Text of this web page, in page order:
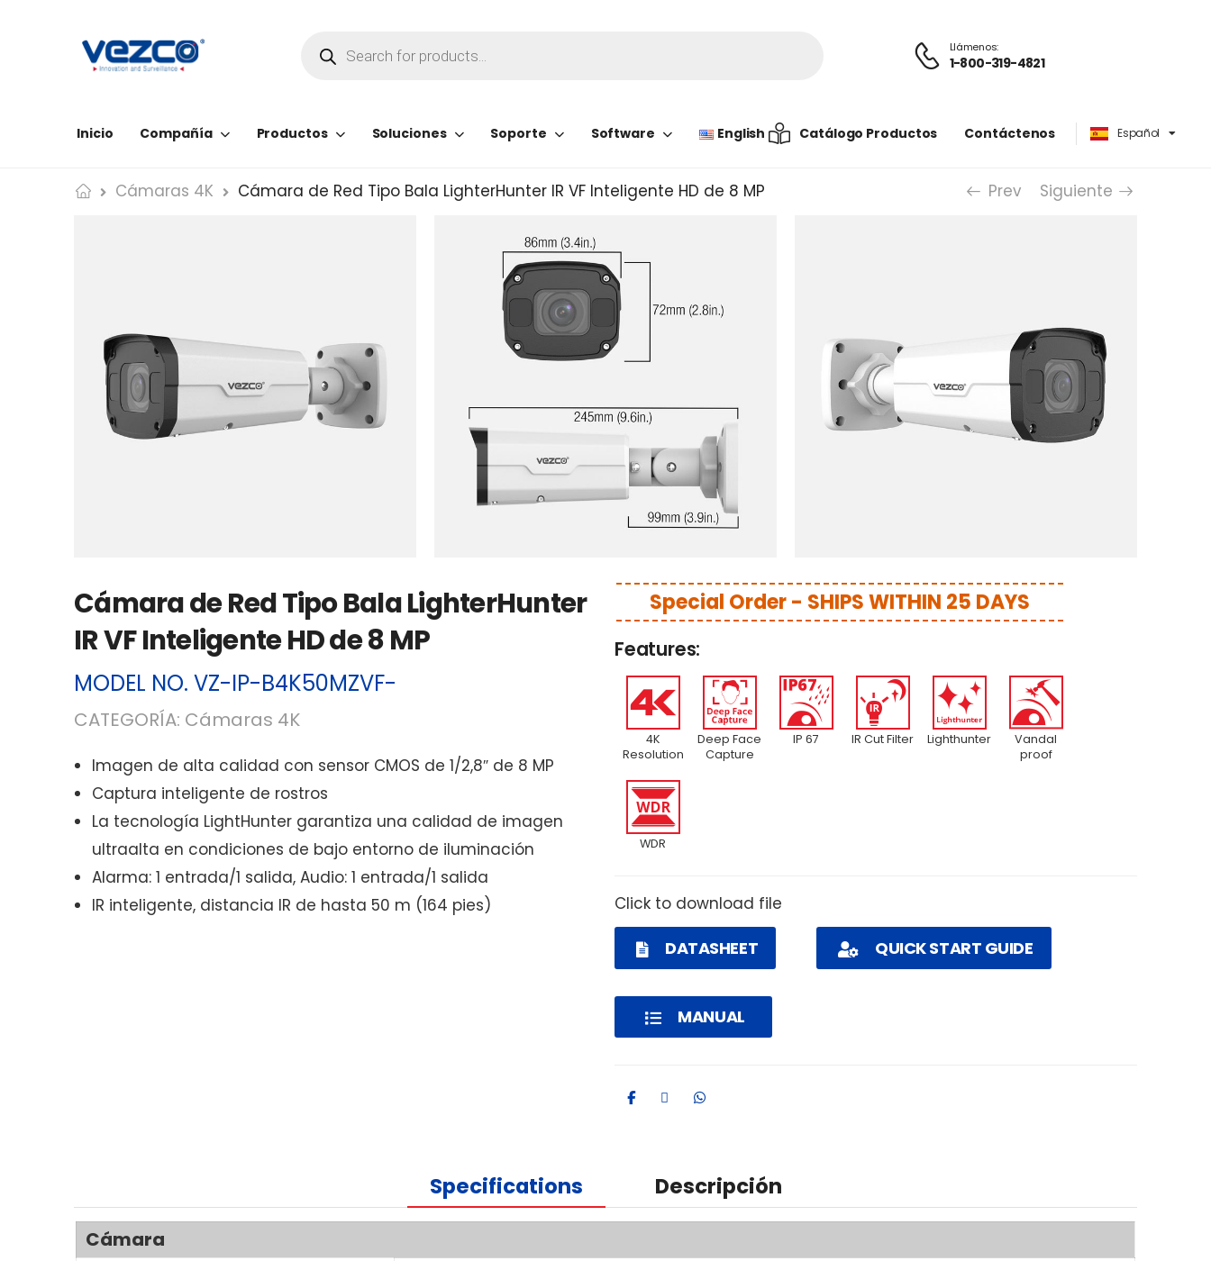
Llámenos:
1-800-319-4821
Inicio Compañía Productos Soluciones Soporte Software English Catálogo Productos Contáctenos Español
English
Cámaras 4K Cámara de Red Tipo Bala LighterHunter IR VF Inteligente HD de 8 MP Prev Siguiente
Cámara de Red Tipo Bala LighterHunter
IR VF Inteligente HD de 8 MP
MODEL NO. VZ-IP-B4K50MZVF-
CATEGORÍA: Cámaras 4K
Imagen de alta calidad con sensor CMOS de 1/2,8″ de 8 MP
Captura inteligente de rostros
La tecnología LightHunter garantiza una calidad de imagen
ultraalta en condiciones de bajo entorno de iluminación
Alarma: 1 entrada/1 salida, Audio: 1 entrada/1 salida
IR inteligente, distancia IR de hasta 50 m (164 pies)
Special Order - SHIPS WITHIN 25 DAYS
Features:
4K
Resolution
Deep Face
Capture
IP 67 IR Cut Filter Lighthunter
Vandal
proof
WDR
Click to download file
DATASHEET QUICK START GUIDE
MANUAL
Specifications Descripción
Cámara